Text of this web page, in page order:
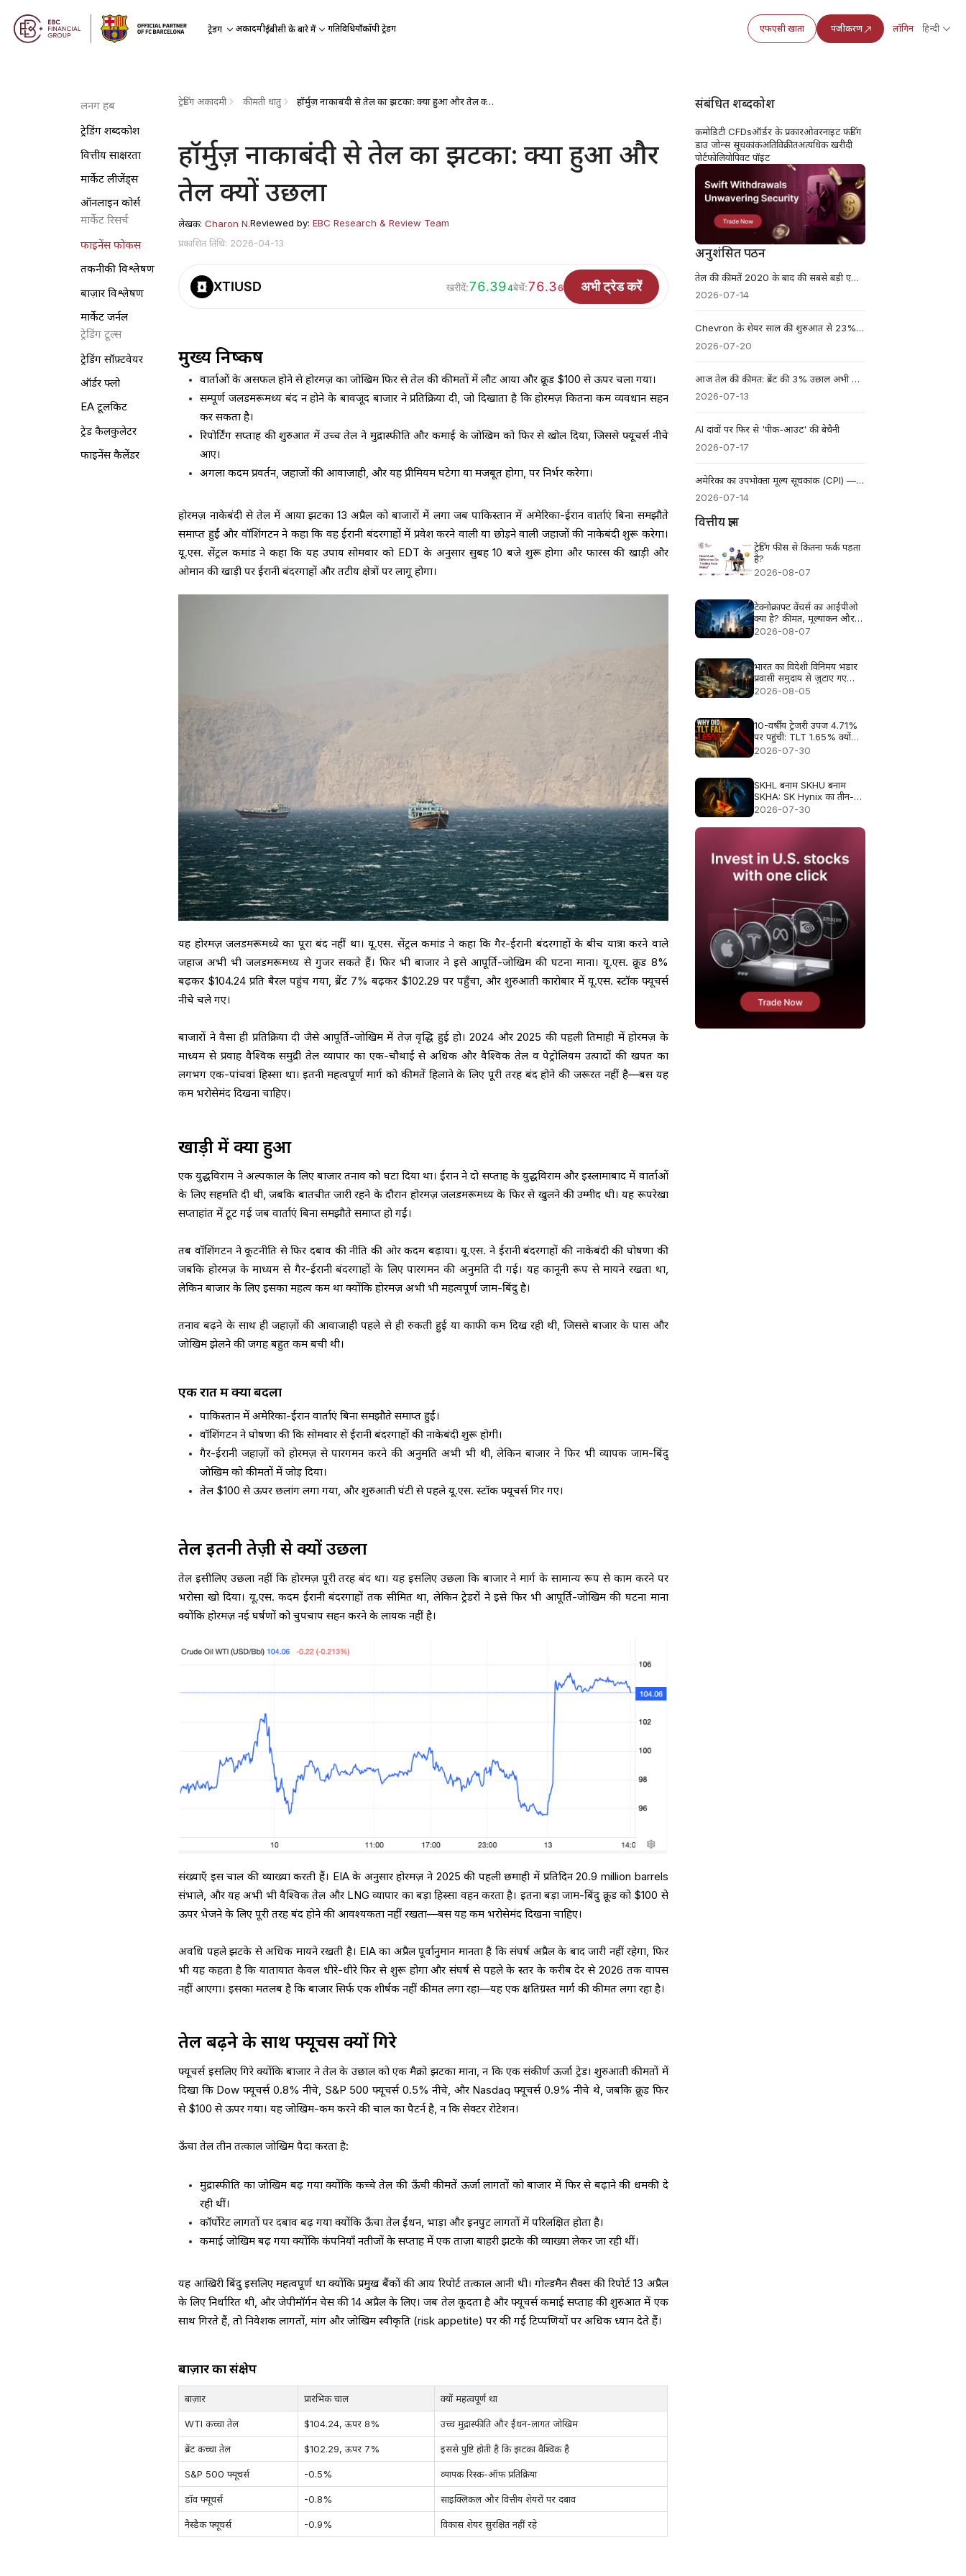
ट्रेडिंग अकादमीईबीसी के बारे में गतिविधियाँकॉपी ट्रेडिंग एफएसी खाता पंजीकरण लॉगिन हिन्दी
लर्निंग हब
ट्रेडिंग शब्दकोश
वित्तीय साक्षरता
मार्केट लीजेंड्स
ऑनलाइन कोर्स
मार्केट रिसर्च
फाइनेंस फोकस
तकनीकी विश्लेषण
बाज़ार विश्लेषण
मार्केट जर्नल
ट्रेडिंग टूल्स
ट्रेडिंग सॉफ़्टवेयर
ऑर्डर फ्लो
EA टूलकिट
ट्रेड कैलकुलेटर
फाइनेंस कैलेंडर
ट्रेडिंग अकादमी कीमती धातु हॉर्मुज़ नाकाबंदी से तेल का झटका: क्या हुआ और तेल क्यों उछला
हॉर्मुज़ नाकाबंदी से तेल का झटका: क्या हुआ और
तेल क्यों उछला
लेखक:Charon N.Reviewed by:EBC Research & Review Team
प्रकाशित तिथि: 2026-04-13
XTIUSD खरीदें:76.394बेचें:76.36 अभी ट्रेड करें
मुख्य निष्कर्ष
वार्ताओं के असफल होने से होरमज़ का जोखिम फिर से तेल की कीमतों में लौट आया और क्रूड $100 से ऊपर चला गया।
सम्पूर्ण जलडमरूमध्य बंद न होने के बावजूद बाजार ने प्रतिक्रिया दी, जो दिखाता है कि होरमज़ कितना कम व्यवधान सहन
कर सकता है।
रिपोर्टिंग सप्ताह की शुरुआत में उच्च तेल ने मुद्रास्फीति और कमाई के जोखिम को फिर से खोल दिया, जिससे फ्यूचर्स नीचे
आए।
अगला कदम प्रवर्तन, जहाजों की आवाजाही, और यह प्रीमियम घटेगा या मजबूत होगा, पर निर्भर करेगा।
होरमज़ नाकेबंदी से तेल में आया झटका 13 अप्रैल को बाजारों में लगा जब पाकिस्तान में अमेरिका-ईरान वार्ताएं बिना समझौते
समाप्त हुईं और वॉशिंगटन ने कहा कि वह ईरानी बंदरगाहों में प्रवेश करने वाली या छोड़ने वाली जहाजों की नाकेबंदी शुरू करेगा।
यू.एस. सेंट्रल कमांड ने कहा कि यह उपाय सोमवार को EDT के अनुसार सुबह 10 बजे शुरू होगा और फारस की खाड़ी और
ओमान की खाड़ी पर ईरानी बंदरगाहों और तटीय क्षेत्रों पर लागू होगा।
यह होरमज़ जलडमरूमध्ये का पूरा बंद नहीं था। यू.एस. सेंट्रल कमांड ने कहा कि गैर-ईरानी बंदरगाहों के बीच यात्रा करने वाले
जहाज अभी भी जलडमरूमध्य से गुजर सकते हैं। फिर भी बाजार ने इसे आपूर्ति-जोखिम की घटना माना। यू.एस. क्रूड 8%
बढ़कर $104.24 प्रति बैरल पहुंच गया, ब्रेंट 7% बढ़कर $102.29 पर पहुँचा, और शुरुआती कारोबार में यू.एस. स्टॉक फ्यूचर्स
नीचे चले गए।
बाजारों ने वैसा ही प्रतिक्रिया दी जैसे आपूर्ति-जोखिम में तेज़ वृद्धि हुई हो। 2024 और 2025 की पहली तिमाही में होरमज़ के
माध्यम से प्रवाह वैश्विक समुद्री तेल व्यापार का एक-चौथाई से अधिक और वैश्विक तेल व पेट्रोलियम उत्पादों की खपत का
लगभग एक-पांचवां हिस्सा था। इतनी महत्वपूर्ण मार्ग को कीमतें हिलाने के लिए पूरी तरह बंद होने की जरूरत नहीं है—बस यह
कम भरोसेमंद दिखना चाहिए।
खाड़ी में क्या हुआ
एक युद्धविराम ने अल्पकाल के लिए बाजार तनाव को घटा दिया था। ईरान ने दो सप्ताह के युद्धविराम और इस्लामाबाद में वार्ताओं
के लिए सहमति दी थी, जबकि बातचीत जारी रहने के दौरान होरमज़ जलडमरूमध्य के फिर से खुलने की उम्मीद थी। यह रूपरेखा
सप्ताहांत में टूट गई जब वार्ताएं बिना समझौते समाप्त हो गईं।
तब वॉशिंगटन ने कूटनीति से फिर दबाव की नीति की ओर कदम बढ़ाया। यू.एस. ने ईरानी बंदरगाहों की नाकेबंदी की घोषणा की
जबकि होरमज़ के माध्यम से गैर-ईरानी बंदरगाहों के लिए पारगमन की अनुमति दी गई। यह कानूनी रूप से मायने रखता था,
लेकिन बाजार के लिए इसका महत्व कम था क्योंकि होरमज़ अभी भी महत्वपूर्ण जाम-बिंदु है।
तनाव बढ़ने के साथ ही जहाज़ों की आवाजाही पहले से ही रुकती हुई या काफी कम दिख रही थी, जिससे बाजार के पास और
जोखिम झेलने की जगह बहुत कम बची थी।
एक रात में क्या बदला
पाकिस्तान में अमेरिका-ईरान वार्ताएं बिना समझौते समाप्त हुईं।
वॉशिंगटन ने घोषणा की कि सोमवार से ईरानी बंदरगाहों की नाकेबंदी शुरू होगी।
गैर-ईरानी जहाज़ों को होरमज़ से पारगमन करने की अनुमति अभी भी थी, लेकिन बाजार ने फिर भी व्यापक जाम-बिंदु
जोखिम को कीमतों में जोड़ दिया।
तेल $100 से ऊपर छलांग लगा गया, और शुरुआती घंटी से पहले यू.एस. स्टॉक फ्यूचर्स गिर गए।
तेल इतनी तेज़ी से क्यों उछला
तेल इसीलिए उछला नहीं कि होरमज़ पूरी तरह बंद था। यह इसलिए उछला कि बाजार ने मार्ग के सामान्य रूप से काम करने पर
भरोसा खो दिया। यू.एस. कदम ईरानी बंदरगाहों तक सीमित था, लेकिन ट्रेडरों ने इसे फिर भी आपूर्ति-जोखिम की घटना माना
क्योंकि होरमज़ नई घर्षणों को चुपचाप सहन करने के लायक नहीं है।
संख्याएँ इस चाल की व्याख्या करती हैं। EIA के अनुसार होरमज़ ने 2025 की पहली छमाही में प्रतिदिन 20.9 million barrels
संभाले, और यह अभी भी वैश्विक तेल और LNG व्यापार का बड़ा हिस्सा वहन करता है। इतना बड़ा जाम-बिंदु क्रूड को $100 से
ऊपर भेजने के लिए पूरी तरह बंद होने की आवश्यकता नहीं रखता—बस यह कम भरोसेमंद दिखना चाहिए।
अवधि पहले झटके से अधिक मायने रखती है। EIA का अप्रैल पूर्वानुमान मानता है कि संघर्ष अप्रैल के बाद जारी नहीं रहेगा, फिर
भी यह कहता है कि यातायात केवल धीरे-धीरे फिर से शुरू होगा और संघर्ष से पहले के स्तर के करीब देर से 2026 तक वापस
नहीं आएगा। इसका मतलब है कि बाजार सिर्फ एक शीर्षक नहीं कीमत लगा रहा—यह एक क्षतिग्रस्त मार्ग की कीमत लगा रहा है।
तेल बढ़ने के साथ फ्यूचर्स क्यों गिरे
फ्यूचर्स इसलिए गिरे क्योंकि बाजार ने तेल के उछाल को एक मैक्रो झटका माना, न कि एक संकीर्ण ऊर्जा ट्रेड। शुरुआती कीमतों में
दिखा कि Dow फ्यूचर्स 0.8% नीचे, S&P 500 फ्यूचर्स 0.5% नीचे, और Nasdaq फ्यूचर्स 0.9% नीचे थे, जबकि क्रूड फिर
से $100 से ऊपर गया। यह जोखिम-कम करने की चाल का पैटर्न है, न कि सेक्टर रोटेशन।
ऊँचा तेल तीन तत्काल जोखिम पैदा करता है:
मुद्रास्फीति का जोखिम बढ़ गया क्योंकि कच्चे तेल की ऊँची कीमतें ऊर्जा लागतों को बाजार में फिर से बढ़ाने की धमकी दे
रही थीं।
कॉर्पोरेट लागतों पर दबाव बढ़ गया क्योंकि ऊँचा तेल ईंधन, भाड़ा और इनपुट लागतों में परिलक्षित होता है।
कमाई जोखिम बढ़ गया क्योंकि कंपनियाँ नतीजों के सप्ताह में एक ताज़ा बाहरी झटके की व्याख्या लेकर जा रही थीं।
यह आखिरी बिंदु इसलिए महत्वपूर्ण था क्योंकि प्रमुख बैंकों की आय रिपोर्ट तत्काल आनी थी। गोल्डमैन सैक्स की रिपोर्ट 13 अप्रैल
के लिए निर्धारित थी, और जेपीमॉर्गन चेस की 14 अप्रैल के लिए। जब तेल कूदता है और फ्यूचर्स कमाई सप्ताह की शुरुआत में एक
साथ गिरते हैं, तो निवेशक लागतों, मांग और जोखिम स्वीकृति (risk appetite) पर की गई टिप्पणियों पर अधिक ध्यान देते हैं।
बाज़ार का संक्षेप
बाज़ार प्रारंभिक चाल क्यों महत्वपूर्ण था
WTI कच्चा तेल $104.24, ऊपर 8% उच्च मुद्रास्फीति और ईंधन-लागत जोखिम
ब्रेंट कच्चा तेल $102.29, ऊपर 7% इससे पुष्टि होती है कि झटका वैश्विक है
S&P 500 फ्यूचर्स -0.5% व्यापक रिस्क-ऑफ प्रतिक्रिया
डॉव फ्यूचर्स -0.8% साइक्लिकल और वित्तीय शेयरों पर दबाव
नैस्डैक फ्यूचर्स -0.9% विकास शेयर सुरक्षित नहीं रहे
संबंधित शब्दकोश
कमोडिटी CFDsऑर्डर के प्रकारओवरनाइट फंडिंग
डाउ जोन्स सूचकांकअतिविक्रीतअत्यधिक खरीदी
पोर्टफोलियोपिवट पॉइंट
अनुशंसित पठन
तेल की कीमतें 2020 के बाद की सबसे बड़ी एक-दिवसीय रैली में 9% तक उछल गईं
2026-07-14
Chevron के शेयर साल की शुरुआत से 23% ऊपर: क्या इराक़ के सौदे रैली को और लंबा कर सकते हैं?
2026-07-20
आज तेल की कीमत: ब्रेंट की 3% उछाल अभी भी एक संतुलित प्रतिक्रिया क्यों है
2026-07-13
AI दांवों पर फिर से 'पीक-आउट' की बेचैनी
2026-07-17
अमेरिका का उपभोक्ता मूल्य सूचकांक (CPI) — जून 2026 — पिछला: 4.2% पूर्वानुमान: 3.8%
2026-07-14
वित्तीय ज्ञान
ट्रेडिंग फीस से कितना फर्क पड़ता
है?
2026-08-07
टेक्नोक्राफ्ट वेंचर्स का आईपीओ
क्या है? कीमत, मूल्यांकन और
प्रमुख जोखिम
2026-08-07
भारत का विदेशी विनिमय भंडार
प्रवासी समुदाय से जुटाए गए
$40.8 बिलियन के बावजूद घटा
2026-08-05
10-वर्षीय ट्रेजरी उपज 4.71%
पर पहुंची: TLT 1.65% क्यों
गिरा?
2026-07-30
SKHL बनाम SKHU बनाम
SKHA: SK Hynix का तीन-
सिरों वाला ट्रेड
2026-07-30